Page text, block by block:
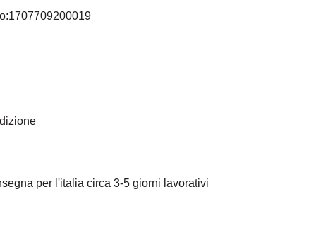
1707709200019
per l'italia circa 3-5 giorni lavorativi